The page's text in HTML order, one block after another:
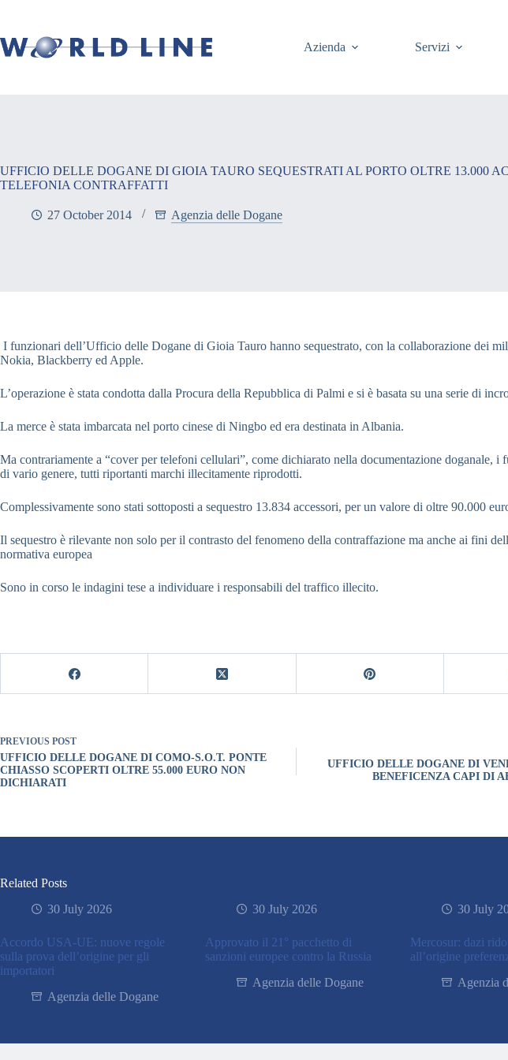
Azienda Servizi
UFFICIO DELLE DOGANE DI GIOIA TAURO SEQUESTRATI AL PORTO OLTRE 13.000
TELEFONIA CONTRAFFATTI
27 October 2014 Agenzia delle Dogane
I funzionari dell’Ufficio delle Dogane di Gioia Tauro hanno sequestrato, con la collaborazione dei
Nokia, Blackberry ed Apple.
L’operazione è stata condotta dalla Procura della Repubblica di Palmi e si è basata su una serie di
La merce è stata imbarcata nel porto cinese di Ningbo ed era destinata in Albania.
Ma contrariamente a “cover per telefoni cellulari”, come dichiarato nella documentazione doganale,
di vario genere, tutti riportanti marchi illecitamente riprodotti.
Complessivamente sono stati sottoposti a sequestro 13.834 accessori, per un valore di oltre 90.000
Il sequestro è rilevante non solo per il contrasto del fenomeno della contraffazione ma anche ai fini
normativa europea
Sono in corso le indagini tese a individuare i responsabili del traffico illecito.
PREVIOUS POST
UFFICIO DELLE DOGANE DI COMO-S.O.T. PONTE
CHIASSO SCOPERTI OLTRE 55.000 EURO NON
DICHIARATI
UFFICIO DELLE DOGANE DI
BENEFICENZA CAPI DI
Related Posts
30 July 2026
Accordo USA-UE: nuove regole
sulla prova dell’origine per gli
importatori
Agenzia delle Dogane
30 July 2026
Approvato il 21° pacchetto di
sanzioni europee contro la Russia
Agenzia delle Dogane
30 July
Mercosur: dazi
all’origine
Agenzia